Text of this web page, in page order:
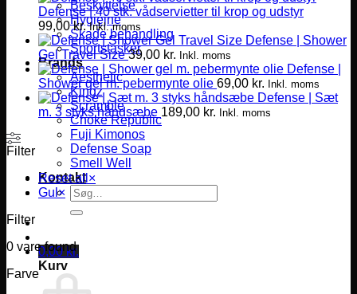
Beskyttelse
Hygiejne
Skade behandling
Sportstasker
Brands
Aesthetic
Kingz
Scramble
Choke Republic
Fuji Kimonos
Defense Soap
Smell Well
Kontakt
Søg
efter:
0,00 kr.
Kurv
Defense | 40 stk. vådservietter til krop og udstyr
99,00kr. Inkl. moms
Defense | Shower
Gel Travel Size 39,00 kr. Inkl. moms
Defense |
Shower gel m. pebermynte olie 69,00 kr. Inkl. moms
Defense | Sæt
m. 3 styks håndsæbe 189,00 kr. Inkl. moms
Filter
Reset all ×
Gul×
Filter
0 vare found
Farve